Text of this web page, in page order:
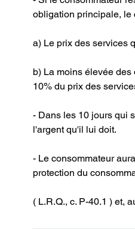
obligation principale, le
a) Le prix des services
b) La moins élevée
10% du prix des
- Dans les 10 jours qui
l'argent qu'il lui doit.
- Le consommateur
protection du
( L.R.Q., c. P-40.1 ) et,